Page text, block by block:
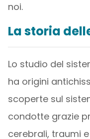
noi.
La storia
Lo studio del
ha origini
scoperte sul
condotte grazie
cerebrali, traumi